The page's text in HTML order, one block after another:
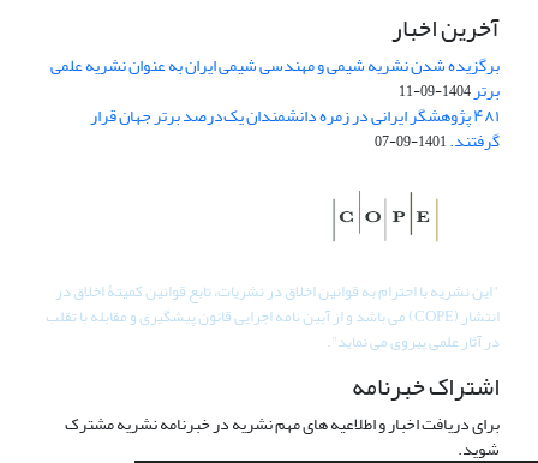
آخرین اخبار
برگزیده شدن نشریه شیمی و مهندسی شیمی ایران به عنوان نشریه علمی
برتر1404-09-11
۴۸۱ پژوهشگر ایرانی در زمره دانشمندان یک‌درصد برتر جهان قرار
گرفتند.1401-09-07
"این نشریه با احترام به قوانین اخلاق در نشریات، تابع قوانین کمیتۀ اخلاق در
انتشار (COPE) می باشد و از آیین نامه اجرایی قانون پیشگیری و مقابله با تقلب
در آثار علمی پیروی می نماید".
اشتراک خبرنامه
برای دریافت اخبار و اطلاعیه های مهم نشریه در خبرنامه نشریه مشترک
شوید.